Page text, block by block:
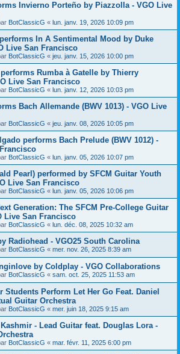
Invierno Porteño by Piazzolla - VGO Live
BotClassicG « lun. janv. 19, 2026 10:09 pm
In A Sentimental Mood by Duke
Live San Francisco
BotClassicG « jeu. janv. 15, 2026 10:00 pm
performs Rumba à Gatelle by Thierry
Live San Francisco
BotClassicG « lun. janv. 12, 2026 10:03 pm
Bach Allemande (BWV 1013) - VGO Live
BotClassicG « jeu. janv. 08, 2026 10:05 pm
performs Bach Prelude (BWV 1012) -
BotClassicG « lun. janv. 05, 2026 10:07 pm
Pearl) performed by SFCM Guitar Youth
Live San Francisco
BotClassicG « lun. janv. 05, 2026 10:06 pm
Generation: The SFCM Pre-College Guitar
Live San Francisco
BotClassicG « lun. déc. 08, 2025 10:32 am
Radiohead - VGO25 South Carolina
BotClassicG « mer. nov. 26, 2025 8:39 am
by Coldplay - VGO Collaborations
BotClassicG « sam. oct. 25, 2025 11:53 am
Students Perform Let Her Go Feat. Daniel
Guitar Orchestra
BotClassicG « mer. juin 18, 2025 9:15 am
- Lead Guitar feat. Douglas Lora -
BotClassicG « mar. févr. 11, 2025 6:00 pm